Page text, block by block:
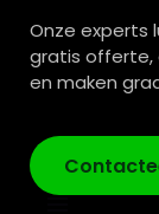
Onze experts
gratis offerte,
en maken